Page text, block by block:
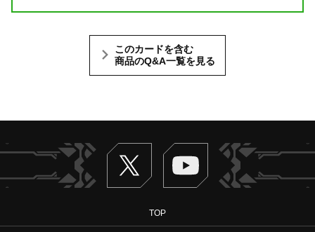
このカードを含む
商品のQ&A一覧を見る
Twitter ヴァンガードch
TOP